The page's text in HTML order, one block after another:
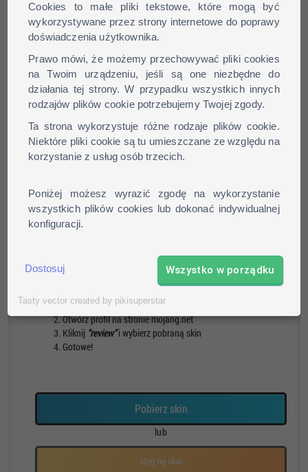
Cookies to małe pliki tekstowe, które mogą być
wykorzystywane przez strony internetowe do poprawy
doświadczenia użytkownika.
Prawo mówi, że możemy przechowywać pliki cookies
na Twoim urządzeniu, jeśli są one niezbędne do
działania tej strony. W przypadku wszystkich innych
rodzajów plików cookie potrzebujemy Twojej zgody.
Ta strona wykorzystuje różne rodzaje plików cookie.
Niektóre pliki cookie są tu umieszczane ze względu na
korzystanie z usług osób trzecich.
Poniżej możesz wyrazić zgodę na wykorzystanie
wszystkich plików cookies lub dokonać indywidualnej
konfiguracji.
Dostosuj Wszystko w porządku
Tasty vector created by pikisuperstar
Jak zainstalować skin?
Pobierz skin
Otwórz profil na stronie mojang.net
Kliknij "review"i wybierz pobraną skin
Gotowe!
Pobierz skin
lub
Użyj tej skin